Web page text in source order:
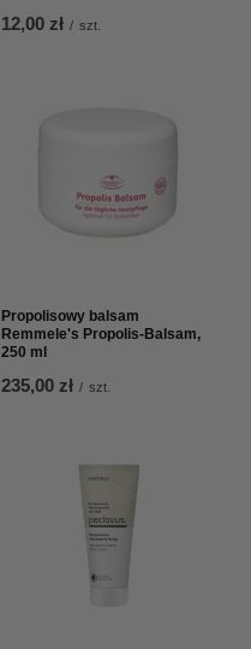
12,00 zł / szt.
Propolisowy balsam
Remmele's Propolis-Balsam,
250 ml
235,00 zł / szt.